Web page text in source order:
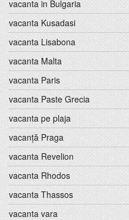
vacanta in Bulgaria
vacanta Kusadasi
vacanta Lisabona
vacanta Malta
vacanta Paris
vacanta Paste Grecia
vacanta pe plaja
vacanță Praga
vacanta Revelion
vacanta Rhodos
vacanta Thassos
vacanta vara